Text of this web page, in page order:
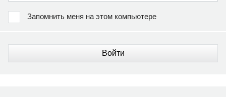
Запомнить меня на этом компьютере
Войти